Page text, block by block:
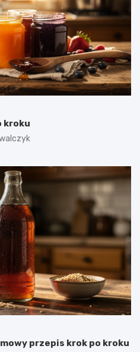
kroku
przepis krok po kroku